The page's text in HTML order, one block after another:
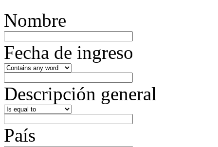
Nombre
Fecha de ingreso
Descripción general
País